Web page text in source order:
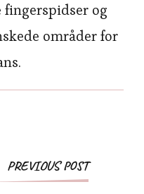
og
områder for
PREVIOUS POST